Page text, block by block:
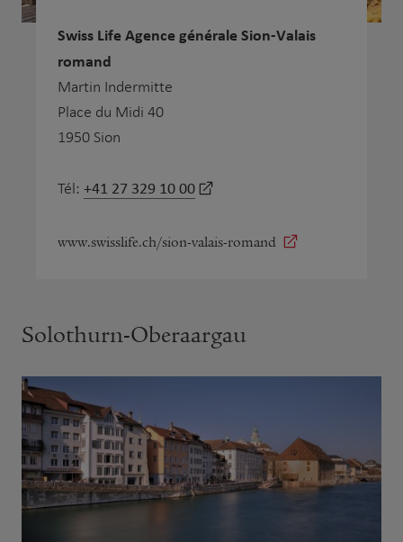
Swiss Life Agence générale Sion-Valais
romand
Martin Indermitte
Place du Midi 40
1950 Sion
Tél: +41 27 329 10 00
www.swisslife.ch/sion-valais-romand
Solothurn-Oberaargau